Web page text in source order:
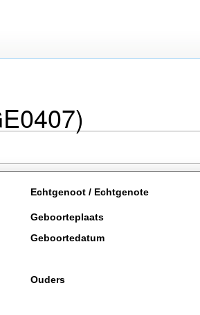
Echtgenoot / Echtgenote
Geboorteplaats
Geboortedatum
Ouders